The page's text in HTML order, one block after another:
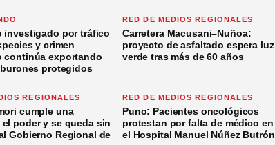
investigado por tráfico
y crimen
continúa exportando
protegidos
RED DE MEDIOS REGIONALES
Carretera Macusani–Nuñoa:
proyecto de asfaltado espera luz
verde tras más de 60 años
REGIONALES
cumple una
el poder y se queda sin
Gobierno Regional de
RED DE MEDIOS REGIONALES
Puno: Pacientes oncológicos
protestan por falta de médico en
el Hospital Manuel Núñez Butrón